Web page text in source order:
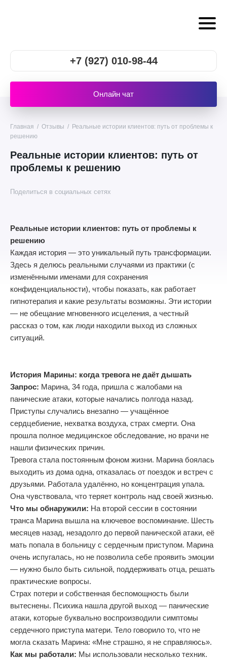
+7 (927) 010-98-44
Онлайн чат
Главная / Отзывы / Реальные истории клиентов: путь от проблемы к
решению
Реальные истории клиентов: путь от
проблемы к решению
Поделиться в социальных сетях
Реальные истории клиентов: путь от проблемы к
решению
Каждая история — это уникальный путь трансформации.
Здесь я делюсь реальными случаями из практики (с
изменёнными именами для сохранения
конфиденциальности), чтобы показать, как работает
гипнотерапия и какие результаты возможны. Эти истории
— не обещание мгновенного исцеления, а честный
рассказ о том, как люди находили выход из сложных
ситуаций.
История Марины: когда тревога не даёт дышать
Запрос: Марина, 34 года, пришла с жалобами на
панические атаки, которые начались полгода назад.
Приступы случались внезапно — учащённое
сердцебиение, нехватка воздуха, страх смерти. Она
прошла полное медицинское обследование, но врачи не
нашли физических причин.
Тревога стала постоянным фоном жизни. Марина боялась
выходить из дома одна, отказалась от поездок и встреч с
друзьями. Работала удалённо, но концентрация упала.
Она чувствовала, что теряет контроль над своей жизнью.
Что мы обнаружили: На второй сессии в состоянии
транса Марина вышла на ключевое воспоминание. Шесть
месяцев назад, незадолго до первой панической атаки, её
мать попала в больницу с сердечным приступом. Марина
очень испугалась, но не позволила себе проявить эмоции
— нужно было быть сильной, поддерживать отца, решать
практические вопросы.
Страх потери и собственная беспомощность были
вытеснены. Психика нашла другой выход — панические
атаки, которые буквально воспроизводили симптомы
сердечного приступа матери. Тело говорило то, что не
могла сказать Марина: «Мне страшно, я не справляюсь».
Как мы работали: Мы использовали несколько техник.